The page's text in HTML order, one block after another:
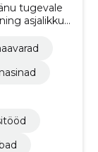
tugevale
asjalikku